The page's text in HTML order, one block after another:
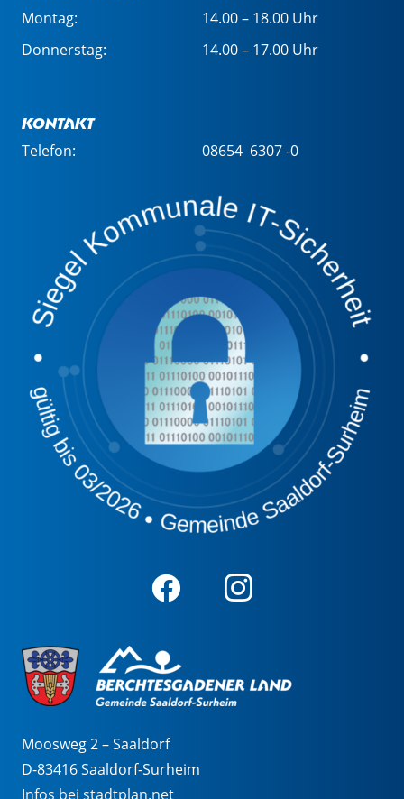
Montag:
14.00 – 18.00 Uhr
Donnerstag:
14.00 – 17.00 Uhr
Kontakt
Telefon: 08654 6307 -0
Moosweg 2 – Saaldorf
D-83416 Saaldorf-Surheim
Infos bei stadtplan.net